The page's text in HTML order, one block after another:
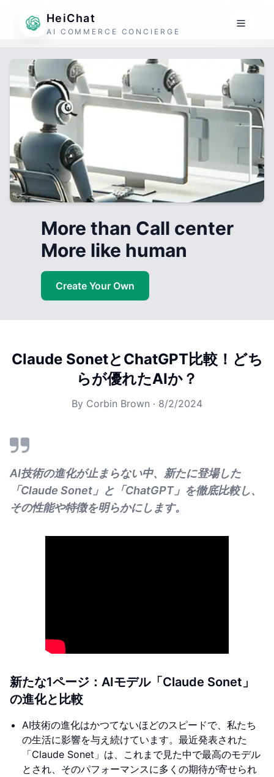
HeiChat
AI COMMERCE CONCIERGE
More than Call center
More like human
Create Your Own
Claude SonetとChatGPT比較！どち
らが優れたAIか？
By Corbin Brown · 8/2/2024
AI技術の進化が止まらない中、新たに登場した
「Claude Sonet」と「ChatGPT」を徹底比較し、
その性能や特徴を明らかにします。
新たな1ページ：AIモデル「Claude Sonet」
の進化と比較
AI技術の進化はかつてないほどのスピードで、私たち
の生活に影響を与え続けています。最近発表された
「Claude Sonet」は、これまで見た中で最高のモデル
とされ、そのパフォーマンスに多くの期待が寄せられ